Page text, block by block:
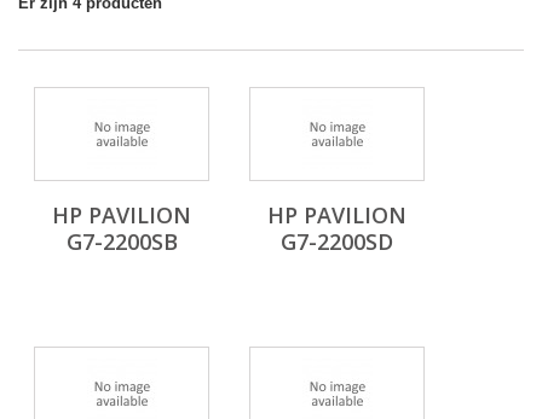
HP PAVILION
G7-2200SB
HP PAVILION
G7-2200SD